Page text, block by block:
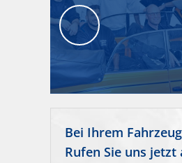
Bei Ihrem
Rufen Sie uns jetzt